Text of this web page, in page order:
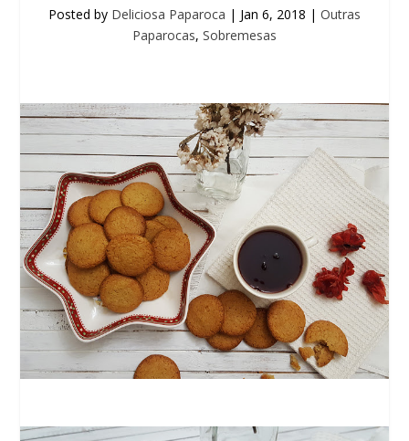
Posted by Deliciosa Paparoca | Jan 6, 2018 | Outras
Paparocas, Sobremesas